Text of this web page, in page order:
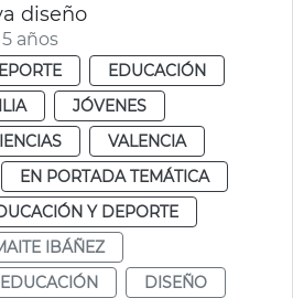
diseño
años
EDUCACIÓN
JÓVENES
VALENCIA
EN PORTADA TEMÁTICA
Y DEPORTE
IBÁÑEZ
EDUCACIÓN
DISEÑO